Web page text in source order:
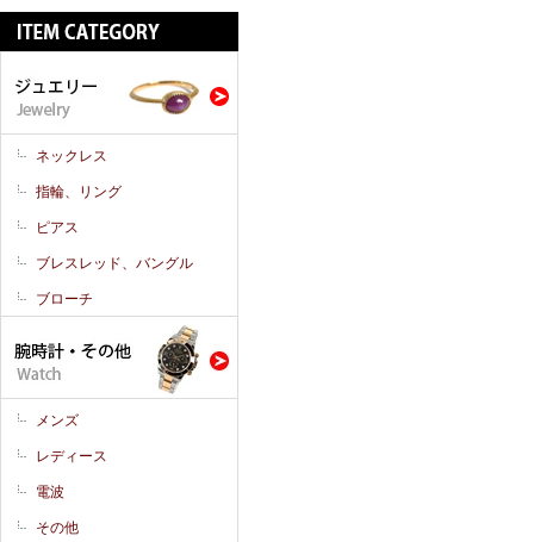
ネックレス
指輪、リング
ピアス
ブレスレッド、バングル
ブローチ
メンズ
レディース
電波
その他